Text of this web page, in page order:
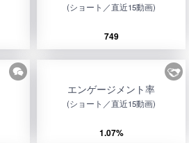
(ショート／直近15動画)
749
エンゲージメント率
(ショート／直近15動画)
1.07%